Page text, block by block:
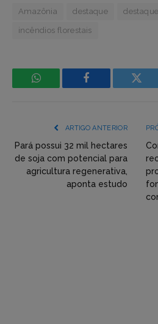
Amazônia destaque
incêndios florestais
WhatsApp Facebook
etc)
ARTIGO ANTERIOR
Pará possui 32 mil hectares
de soja com potencial para
agricultura regenerativa,
aponta estudo